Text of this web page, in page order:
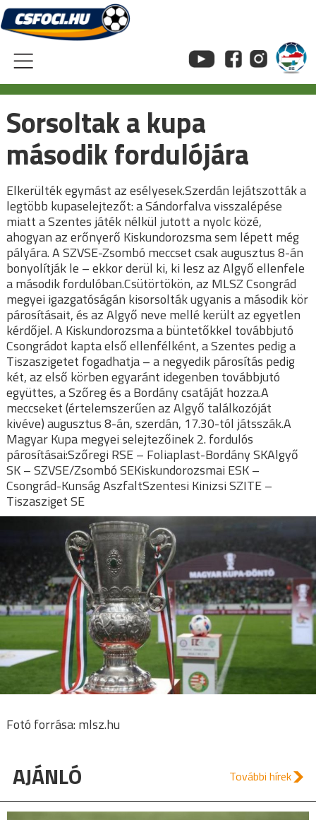
Skip
to
content
Sorsoltak a kupa
második fordulójára
Elkerülték egymást az esélyesek.Szerdán lejátszották a
legtöbb kupaselejtezőt: a Sándorfalva visszalépése
miatt a Szentes játék nélkül jutott a nyolc közé,
ahogyan az erőnyerő Kiskundorozsma sem lépett még
pályára. A SZVSE-Zsombó meccset csak augusztus 8-án
bonyolítják le – ekkor derül ki, ki lesz az Algyő ellenfele
a második fordulóban.Csütörtökön, az MLSZ Csongrád
megyei igazgatóságán kisorsolták ugyanis a második kör
párosításait, és az Algyő neve mellé került az egyetlen
kérdőjel. A Kiskundorozsma a büntetőkkel továbbjutó
Csongrádot kapta első ellenfélként, a Szentes pedig a
Tiszaszigetet fogadhatja – a negyedik párosítás pedig
két, az első körben egyaránt idegenben továbbjutó
együttes, a Szőreg és a Bordány csatáját hozza.A
meccseket (értelemszerűen az Algyő találkozóját
kivéve) augusztus 8-án, szerdán, 17.30-tól játsszák.A
Magyar Kupa megyei selejtezőinek 2. fordulós
párosításai:Szőregi RSE – Foliaplast-Bordány SKAlgyő
SK – SZVSE/Zsombó SEKiskundorozsmai ESK –
Csongrád-Kunság AszfaltSzentesi Kinizsi SZITE –
Tiszasziget SE
Fotó forrása: mlsz.hu
AJÁNLÓ További hírek